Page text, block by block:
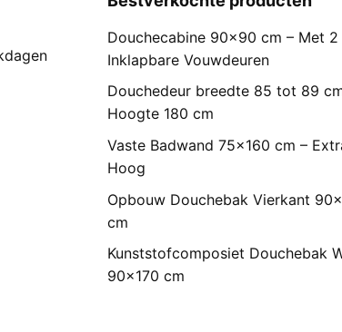
Douchecabine 90×90 cm – Met 2
Inklapbare Vouwdeuren
Douchedeur breedte 85 tot 89
Hoogte 180 cm
Vaste Badwand 75x160 cm –
Hoog
Opbouw Douchebak Vierkant
cm
Kunststofcomposiet Douchebak
90x170 cm